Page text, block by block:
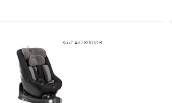
Kód: AV78R0VLB